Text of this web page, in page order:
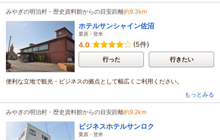
みやぎの明治村・歴史資料館からの目安距離約9.3km
ホテルサンシャイン佐沼
栗原・登米
4.0 (5件)
行った 行きたい
便利な立地で観光・ビジネスの拠点として幅広くご利用ください。
もっとみる
みやぎの明治村・歴史資料館からの目安距離約9.2km
ビジネスホテルサンロク
栗原・登米